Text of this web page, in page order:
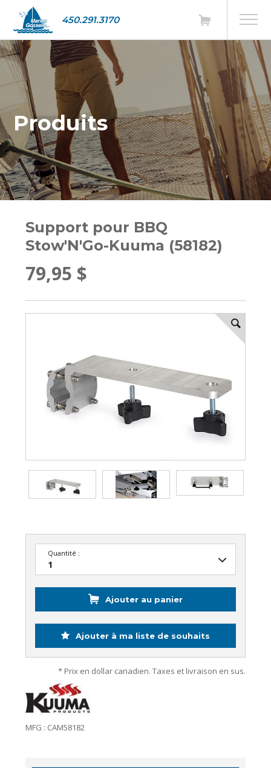
450.291.3170
Produits
Support pour BBQ
Stow'N'Go-Kuuma (58182)
79,95 $
Quantité :
Ajouter au panier
Ajouter à ma liste de souhaits
* Prix en dollar canadien. Taxes et livraison en sus.
MFG : CAM58182